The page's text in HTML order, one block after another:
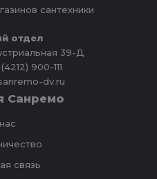
сантехники
отдел
39-Д
900-111
dv.ru
Санремо
связь